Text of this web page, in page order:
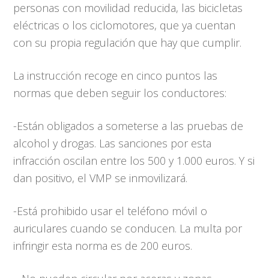
personas con movilidad reducida, las bicicletas
eléctricas o los ciclomotores, que ya cuentan
con su propia regulación que hay que cumplir.
La instrucción recoge en cinco puntos las
normas que deben seguir los conductores:
-Están obligados a someterse a las pruebas de
alcohol y drogas. Las sanciones por esta
infracción oscilan entre los 500 y 1.000 euros. Y si
dan positivo, el VMP se inmovilizará.
-Está prohibido usar el teléfono móvil o
auriculares cuando se conducen. La multa por
infringir esta norma es de 200 euros.